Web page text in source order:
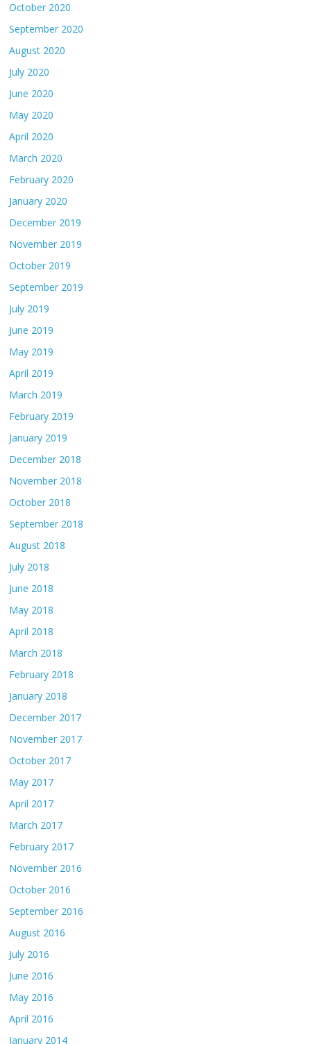
October 2020
September 2020
August 2020
July 2020
June 2020
May 2020
April 2020
March 2020
February 2020
January 2020
December 2019
November 2019
October 2019
September 2019
July 2019
June 2019
May 2019
April 2019
March 2019
February 2019
January 2019
December 2018
November 2018
October 2018
September 2018
August 2018
July 2018
June 2018
May 2018
April 2018
March 2018
February 2018
January 2018
December 2017
November 2017
October 2017
May 2017
April 2017
March 2017
February 2017
November 2016
October 2016
September 2016
August 2016
July 2016
June 2016
May 2016
April 2016
January 2014